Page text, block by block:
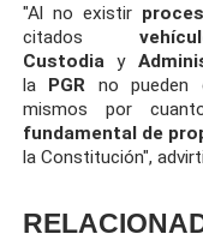
"Al no existir
citados
Custodia y
la PGR no pueden
mismos por
fundamental de
la Constitución",